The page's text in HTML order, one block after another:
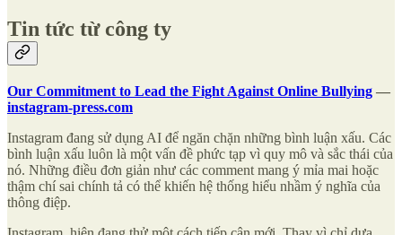
Tin tức từ công ty
Our Commitment to Lead the Fight Against Online Bullying —
instagram-press.com
Instagram đang sử dụng AI để ngăn chặn những bình luận xấu. Các
bình luận xấu luôn là một vấn đề phức tạp vì quy mô và sắc thái của
nó. Những điều đơn giản như các comment mang ý mỉa mai hoặc
thậm chí sai chính tả có thể khiến hệ thống hiểu nhầm ý nghĩa của
thông điệp.